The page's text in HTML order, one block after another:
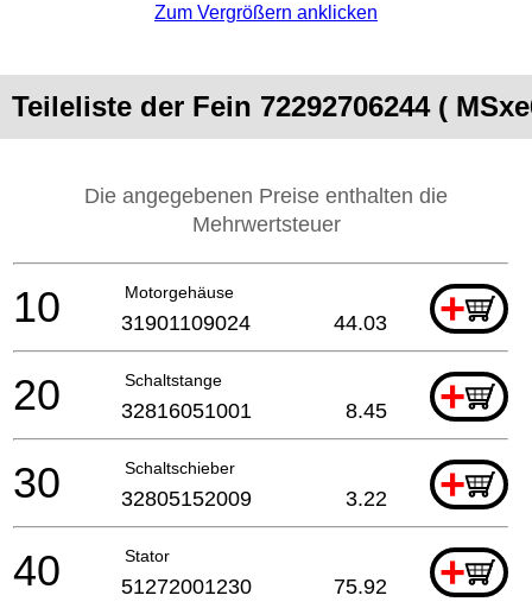
Zum Vergrößern anklicken
Teileliste der Fein 72292706244 (
Die angegebenen Preise enthalten die
Mehrwertsteuer
Motorgehäuse +
10 31901109024 44.03
Schaltstange +
20 32816051001 8.45
Schaltschieber +
30 32805152009 3.22
Stator +
40 51272001230 75.92